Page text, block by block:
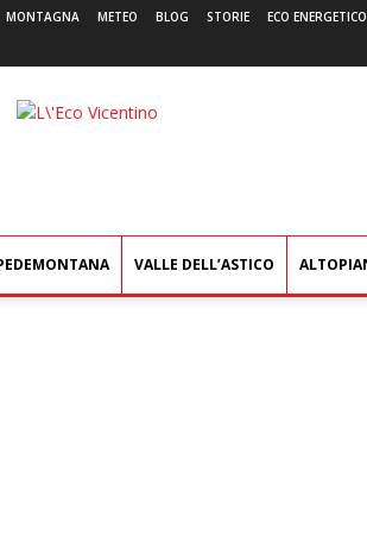
MONTAGNA METEO BLOG STORIE ECO ENERGETICO
L'Eco
VALLE DELL’ASTICO